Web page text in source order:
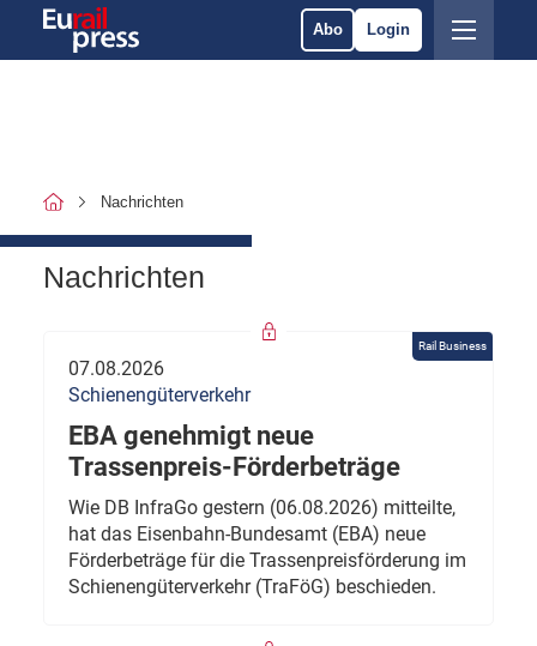
Abo Login
Nachrichten
Nachrichten
Rail Business
07.08.2026
Schienengüterverkehr
EBA genehmigt neue
Trassenpreis-Förderbeträge
Wie DB InfraGo gestern (06.08.2026) mitteilte,
hat das Eisenbahn-Bundesamt (EBA) neue
Förderbeträge für die Trassenpreisförderung im
Schienengüterverkehr (TraFöG) beschieden.